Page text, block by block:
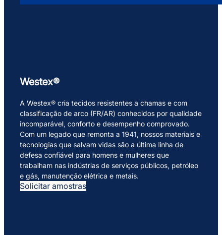
Westex®
A Westex® cria tecidos resistentes a chamas e com
classificação de arco (FR/AR) conhecidos por qualidade
incomparável, conforto e desempenho comprovado.
Com um legado que remonta a 1941, nossos materiais e
tecnologias que salvam vidas são a última linha de
defesa confiável para homens e mulheres que
trabalham nas indústrias de serviços públicos, petróleo
e gás, manutenção elétrica e metais.
Solicitar amostras